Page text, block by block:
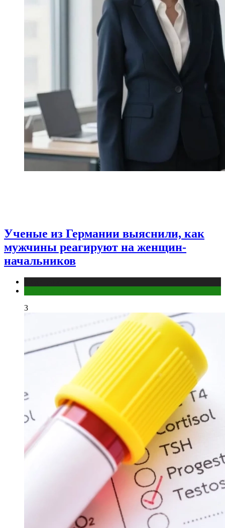
Ученые из Германии выяснили, как
мужчины реагируют на женщин-
начальников
3